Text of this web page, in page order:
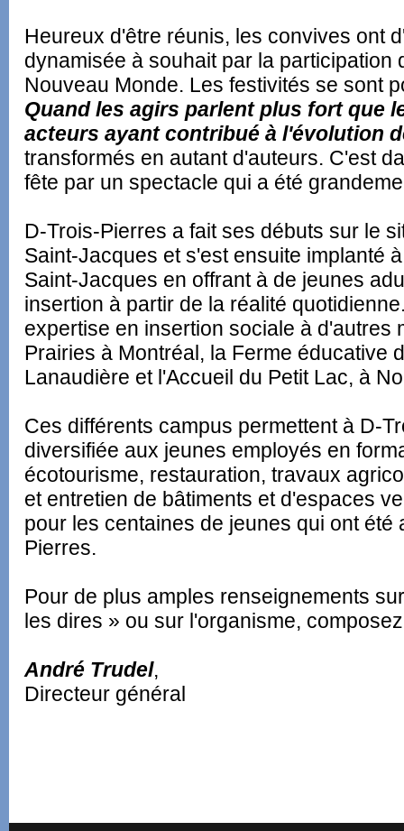
Heureux d'être réunis, les convives ont
dynamisée à souhait par la
Nouveau Monde. Les festivités se sont
Quand les agirs parlent plus fort que
acteurs ayant contribué à l'évolution
transformés en autant d'auteurs. C'est
fête par un spectacle qui a été
D-Trois-Pierres a fait ses débuts sur le
Saint-Jacques et s'est ensuite implanté
Saint-Jacques en offrant à de jeunes
insertion à partir de la réalité
expertise en insertion sociale à
Prairies à Montréal, la Ferme éducative
Lanaudière et l'Accueil du Petit Lac, à
Ces différents campus permettent à D-
diversifiée aux jeunes employés en
écotourisme, restauration, travaux
et entretien de bâtiments et d'espaces
pour les centaines de jeunes qui ont
Pierres.
Pour de plus amples renseignements
les dires » ou sur l'organisme,
André Trudel,
Directeur général